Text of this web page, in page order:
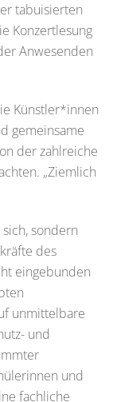
tabuisierten
Konzertlesung
Anwesenden
Künstler*innen
gemeinsame
der zahlreiche
„Ziemlich
sondern
des
eingebunden
unmittelbare
und
und
fachliche